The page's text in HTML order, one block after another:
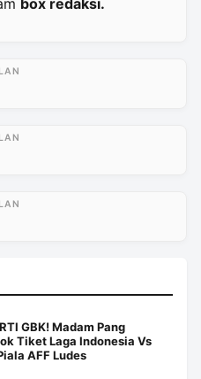
box redaksi.
GBK! Madam Pang
Tiket Laga Indonesia Vs
AFF Ludes